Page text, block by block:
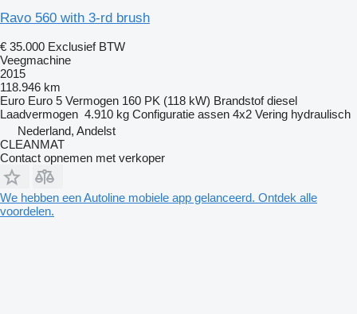
Ravo 560 with 3-rd brush
€ 35.000 Exclusief BTW
Veegmachine
2015
118.946 km
Euro Euro 5 Vermogen 160 PK (118 kW) Brandstof diesel
Laadvermogen 4.910 kg Configuratie assen 4x2 Vering hydraulisch
Nederland, Andelst
CLEANMAT
Contact opnemen met verkoper
We hebben een Autoline mobiele app gelanceerd. Ontdek alle
voordelen.